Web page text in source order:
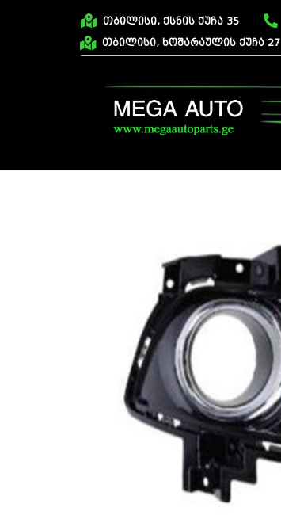
თბილისი, ქსნის ქუჩა 35
თბილისი, ხოშარაულის ქუჩა 27